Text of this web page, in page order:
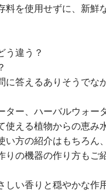
料を使用せずに、新鮮
う違う？
に答えるありそうでな
ター、ハーバルウォー
使える植物からの恵み
い方の紹介はもちろん
りの機器の作り方もご
しい香りと穏やかな作